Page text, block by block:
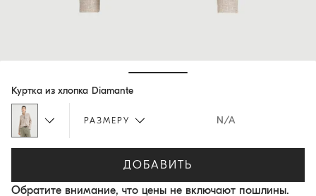
Куртка из хлопка Diamante
РАЗМЕРУ N/A
ДОБАВИТЬ
Обратите внимание, что цены не включают пошлины.